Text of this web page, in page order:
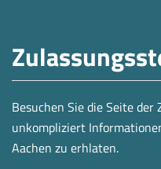
Besuchen Sie die Seite
unkompliziert
Aachen zu erhlaten.